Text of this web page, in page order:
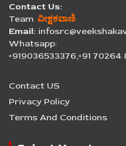
Contact Us:
Team ವೀಕ್ಷಕವಾಣಿ
Email:
Whatsapp:
+919036533376,+91 70264
Contact US
Privacy Policy
Terms And Conditions